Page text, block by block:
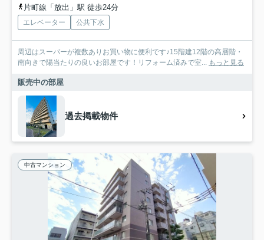
片町線「放出」駅 徒歩24分
エレベーター 公共下水
周辺はスーパーが複数ありお買い物に便利です♪15階建12階の高層階・
南向きで陽当たりの良いお部屋です！リフォーム済みで室... もっと見る
販売中の部屋
過去掲載物件
中古マンション